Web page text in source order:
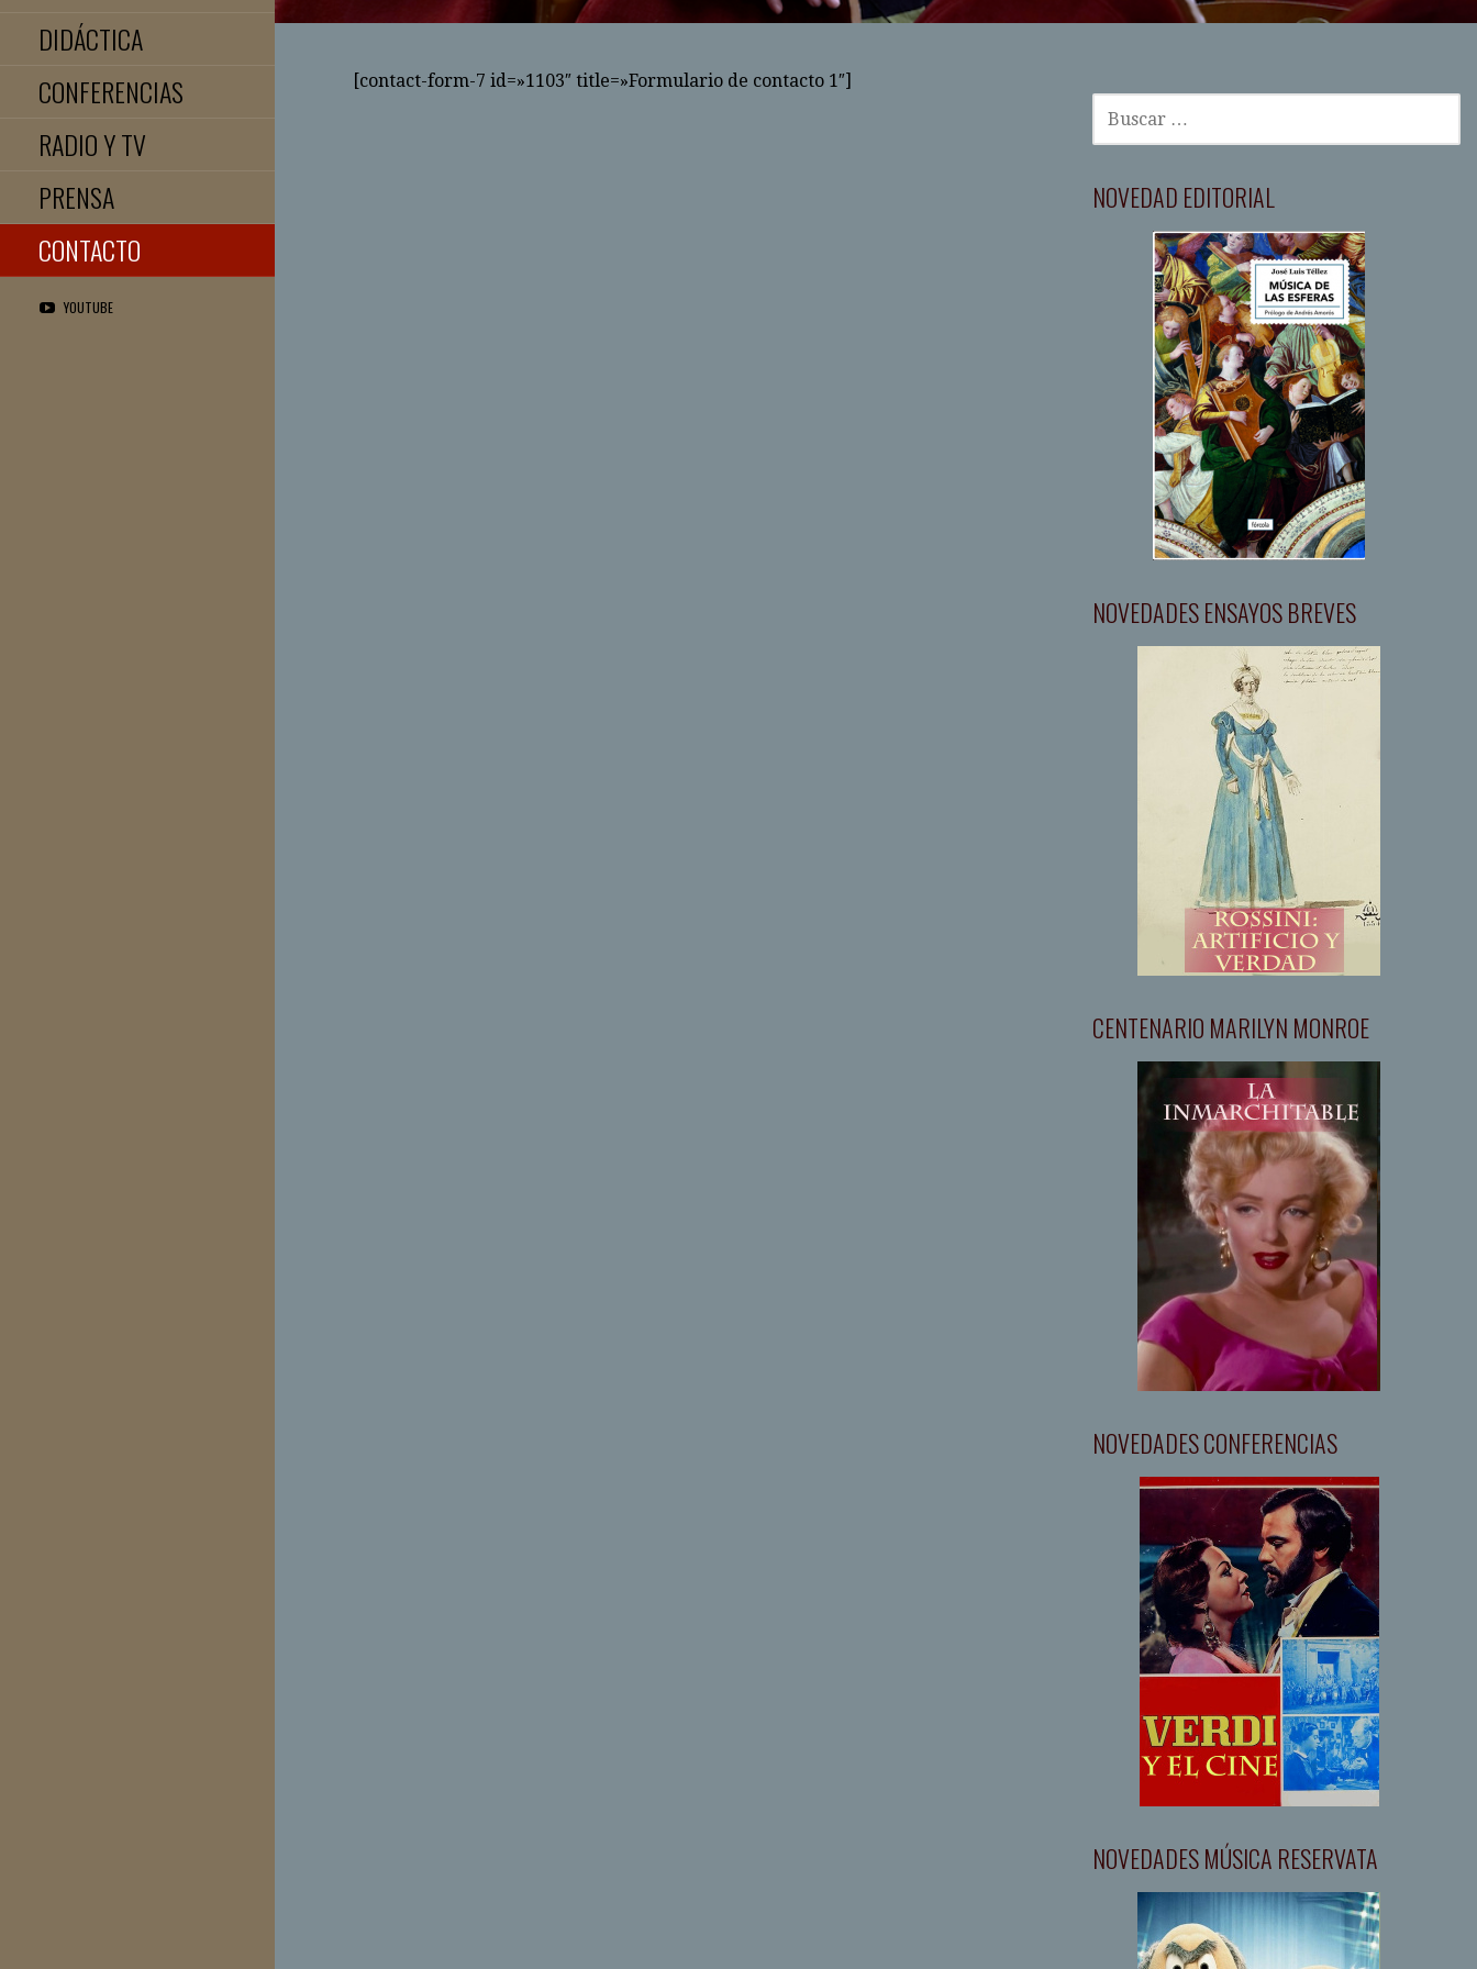
DIDÁCTICA
CONFERENCIAS
RADIO Y TV
PRENSA
CONTACTO
YOUTUBE
[contact-form-7 id=»1103″ title=»Formulario de contacto 1″]
BUSCAR:
NOVEDAD EDITORIAL
NOVEDADES ENSAYOS BREVES
CENTENARIO MARILYN MONROE
NOVEDADES CONFERENCIAS
NOVEDADES MÚSICA RESERVATA